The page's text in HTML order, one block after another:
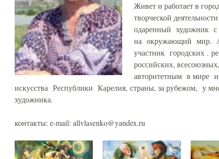
Живет и работает в
творческой
одаренный художник с
на окружающий мир.
участник городских .
российских,
авторитетным в мире
искусства Республики Карелия, страны, за рубежом, у
художника.
контакты: e-mail: allvlasenko@yandex.ru